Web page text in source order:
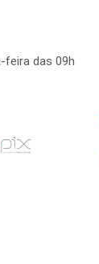
feira das 09h